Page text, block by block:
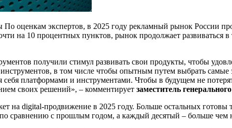
оценкам экспертов, в 2025 году рекламный рынок России
на 10 процентных пунктов, рынок продолжает развиваться
получили стимул развивать свои продукты, чтобы
в том числе чтобы опытным путем выбрать
платформами и инструментами. Чтобы в будущем не
своих решений», – комментирует заместитель
на digital-продвижение в 2025 году. Больше остальных готовы
сравнению с прошлым годом, а каждый десятый – больше чем